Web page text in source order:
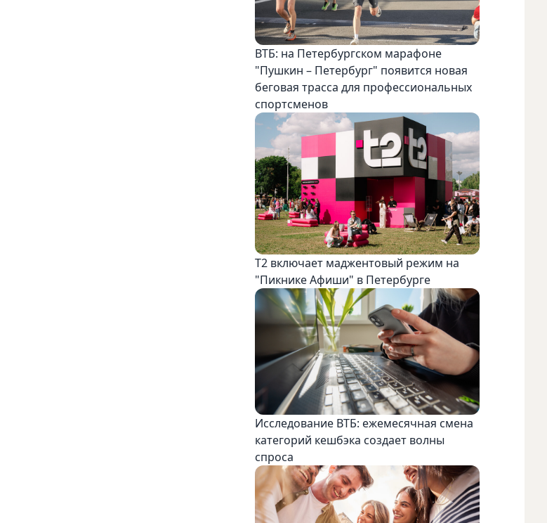
ВТБ: на Петербургском марафоне
"Пушкин – Петербург" появится новая
беговая трасса для профессиональных
спортсменов
Т2 включает маджентовый режим на
"Пикнике Афиши" в Петербурге
Исследование ВТБ: ежемесячная смена
категорий кешбэка создает волны
спроса